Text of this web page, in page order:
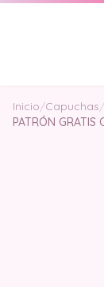
Inicio/Capuchas/
PATRÓN